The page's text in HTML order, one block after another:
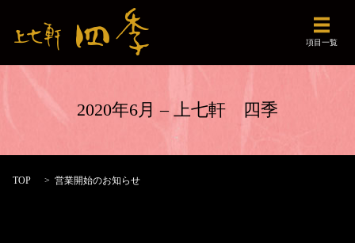
メニュ
項目一覧
2020年6月 – 上七軒 四季
TOP 営業開始のお知らせ